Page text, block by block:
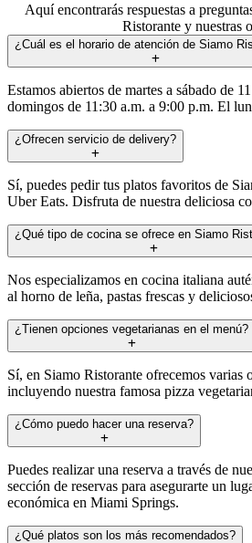
Aquí encontrarás respuestas a
Ristorante y nuestras
¿Cuál es el horario de atención de Siamo
Estamos abiertos de martes a sábado de
domingos de 11:30 a.m. a 9:00 p.m. El
¿Ofrecen servicio de delivery?
Sí, puedes pedir tus platos favoritos de
Uber Eats. Disfruta de nuestra deliciosa
¿Qué tipo de cocina se ofrece en Siamo
Nos especializamos en cocina italiana
al horno de leña, pastas frescas y
¿Tienen opciones vegetarianas en el menú?
Sí, en Siamo Ristorante ofrecemos varias
incluyendo nuestra famosa pizza
¿Cómo puedo hacer una reserva?
Puedes realizar una reserva a través de
sección de reservas para asegurarte un
económica en Miami Springs.
¿Qué platos son los más recomendados?